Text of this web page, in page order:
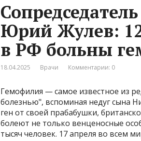
Юрий Жулев:
в РФ больны
18.04.2025 Врачи Комментарии: 0
Гемофилия — самое известное из
болезнью", вспоминая недуг сына
ген от своей прабабушки,
болеют не только венценосные
тысяч человек. 17 апреля во всем